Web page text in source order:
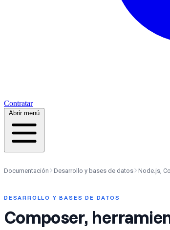
Contratar
Abrir menú
Documentación Desarrollo y bases de datos Node.js,
DESARROLLO Y BASES DE DATOS
Composer,